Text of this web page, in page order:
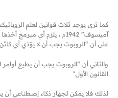
كما ترى يوجد ثلاث قوانين لعلم
آميسوف” 1942م ، يلزم أي
على أن “الروبوت يجب أن لا يؤذي أي
والثاني أن “الروبوت يجب أن يطيع
القانون الأول”
لذلك فلا يمكن لجهاز ذكاء إصطناعي